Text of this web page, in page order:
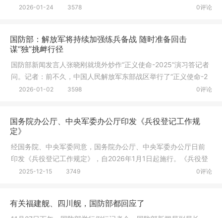
究，决定对
0评论
2026-01-24 3578
国防部：解放军将持续加强练兵备战 随时准备回击
谋“独”挑衅行径
国防部新闻发言人张晓刚就境外炒作“正义使命-2025”演习答记者
问。记者：前不久，中国人民解放军东部战区举行了“正义使命-2
025
0评论
2026-01-02 3598
国务院办公厅、中央军委办公厅印发《兵役登记工作规
定》
经国务院、中央军委同意，国务院办公厅、中央军委办公厅日前
印发《兵役登记工作规定》，自2026年1月1日起施行。《兵役登
记工作规
0评论
2025-12-15 3749
有关福建舰、四川舰，国防部都回应了